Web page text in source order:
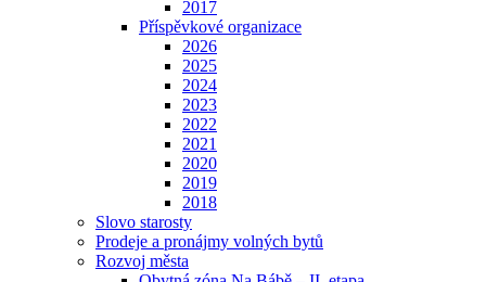
2017
Příspěvkové organizace
2026
2025
2024
2023
2022
2021
2020
2019
2018
Slovo starosty
Prodeje a pronájmy volných bytů
Rozvoj města